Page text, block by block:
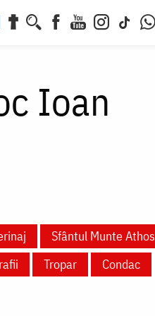
Ioan
Sfântul Munte Athos
Tropar
Condac